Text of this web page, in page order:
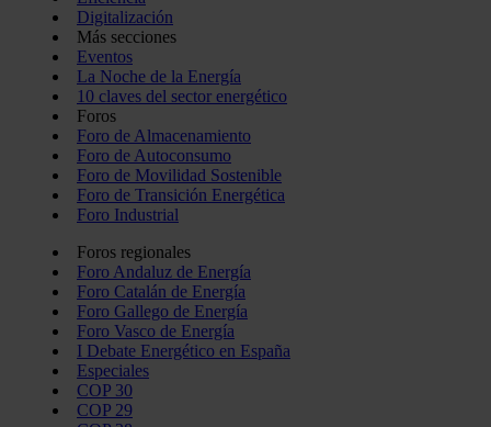
Digitalización
Más secciones
Eventos
La Noche de la Energía
10 claves del sector energético
Foros
Foro de Almacenamiento
Foro de Autoconsumo
Foro de Movilidad Sostenible
Foro de Transición Energética
Foro Industrial
Foros regionales
Foro Andaluz de Energía
Foro Catalán de Energía
Foro Gallego de Energía
Foro Vasco de Energía
I Debate Energético en España
Especiales
COP 30
COP 29